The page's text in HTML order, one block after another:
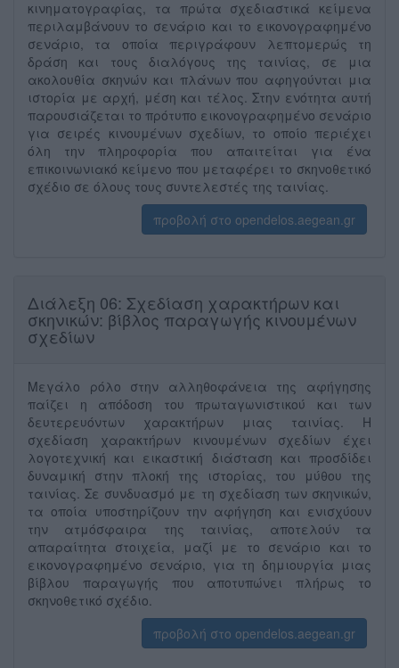
κινηματογραφίας, τα πρώτα σχεδιαστικά κείμενα
περιλαμβάνουν το σενάριο και το εικονογραφημένο
σενάριο, τα οποία περιγράφουν λεπτομερώς τη
δράση και τους διαλόγους της ταινίας, σε μια
ακολουθία σκηνών και πλάνων που αφηγούνται μια
ιστορία με αρχή, μέση και τέλος. Στην ενότητα αυτή
παρουσιάζεται το πρότυπο εικονογραφημένο σενάριο
για σειρές κινουμένων σχεδίων, το οποίο περιέχει
όλη την πληροφορία που απαιτείται για ένα
επικοινωνιακό κείμενο που μεταφέρει το σκηνοθετικό
σχέδιο σε όλους τους συντελεστές της ταινίας.
προβολή στο opendelos.aegean.gr
Διάλεξη 06: Σχεδίαση χαρακτήρων και
σκηνικών: βίβλος παραγωγής κινουμένων
σχεδίων
Μεγάλο ρόλο στην αλληθοφάνεια της αφήγησης
παίζει η απόδοση του πρωταγωνιστικού και των
δευτερευόντων χαρακτήρων μιας ταινίας. Η
σχεδίαση χαρακτήρων κινουμένων σχεδίων έχει
λογοτεχνική και εικαστική διάσταση και προσδίδει
δυναμική στην πλοκή της ιστορίας, του μύθου της
ταινίας. Σε συνδυασμό με τη σχεδίαση των σκηνικών,
τα οποία υποστηρίζουν την αφήγηση και ενισχύουν
την ατμόσφαιρα της ταινίας, αποτελούν τα
απαραίτητα στοιχεία, μαζί με το σενάριο και το
εικονογραφημένο σενάριο, για τη δημιουργία μιας
βίβλου παραγωγής που αποτυπώνει πλήρως το
σκηνοθετικό σχέδιο.
προβολή στο opendelos.aegean.gr